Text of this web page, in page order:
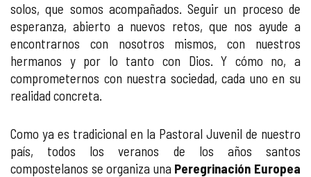
solos, que somos acompañados. Seguir un proceso de
esperanza, abierto a nuevos retos, que nos ayude a
encontrarnos con nosotros mismos, con nuestros
hermanos y por lo tanto con Dios. Y cómo no, a
comprometernos con nuestra sociedad, cada uno en su
realidad concreta.
Como ya es tradicional en la Pastoral Juvenil de nuestro
país, todos los veranos de los años santos
compostelanos se organiza una Peregrinación Europea